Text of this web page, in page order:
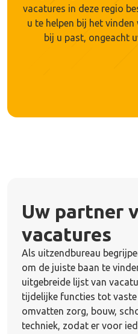
vacatures in deze regio
u te helpen bij het
bij u past, ongeacht
Uw partner
vacatures
Als uitzendbureau
om de juiste baan te
uitgebreide lijst van
tijdelijke functies tot
omvatten zorg, bouw,
techniek, zodat er voor